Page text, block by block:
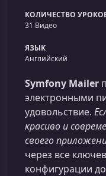
КОЛИЧЕСТВО
31 Видео
ЯЗЫК
Английский
Symfony Mailer
электронными
удовольствие.
красиво и
своего
через все
конфигурации